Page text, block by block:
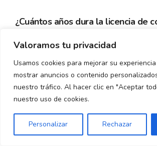
Valoramos tu privacidad
Usamos cookies para mejorar su
mostrar anuncios o contenido
nuestro tráfico. Al hacer clic en "Aceptar
nuestro uso de cookies.
Personalizar Rechazar
¿Cuántos años dura la licencia de
La licencia estándar de adultos
duraocho años. La de personas
dura dos años. La licencia Limited
visitantes temporales vence
periodo de presencia legal (o en
estatus es «duration of status»).